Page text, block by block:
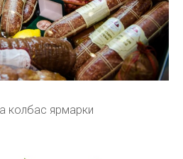
колбас ярмарки